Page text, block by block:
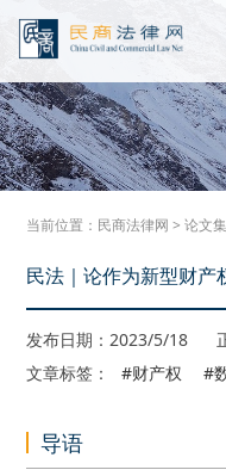
当前位置： 民商法律网 >论文
民法｜论作为新型财产
发布日期：2023/5/18
文章标签： #财产权 #
导语